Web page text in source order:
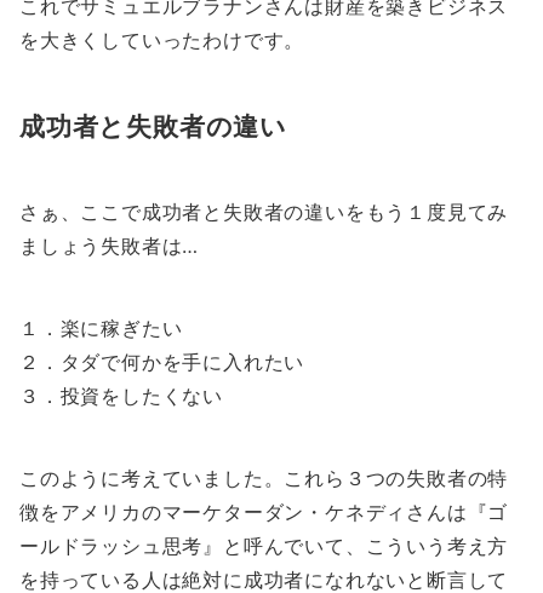
これでサミュエルブラナンさんは財産を築きビジネス
を大きくしていったわけです。
成功者と失敗者の違い
さぁ、ここで成功者と失敗者の違いをもう１度見てみ
ましょう失敗者は…
１．楽に稼ぎたい
２．タダで何かを手に入れたい
３．投資をしたくない
このように考えていました。これら３つの失敗者の特
徴をアメリカのマーケターダン・ケネディさんは『ゴ
ールドラッシュ思考』と呼んでいて、こういう考え方
を持っている人は絶対に成功者になれないと断言して